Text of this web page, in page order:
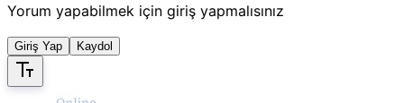
Yorum yapabilmek için giriş yapmalısınız
Giriş Yap Kaydol